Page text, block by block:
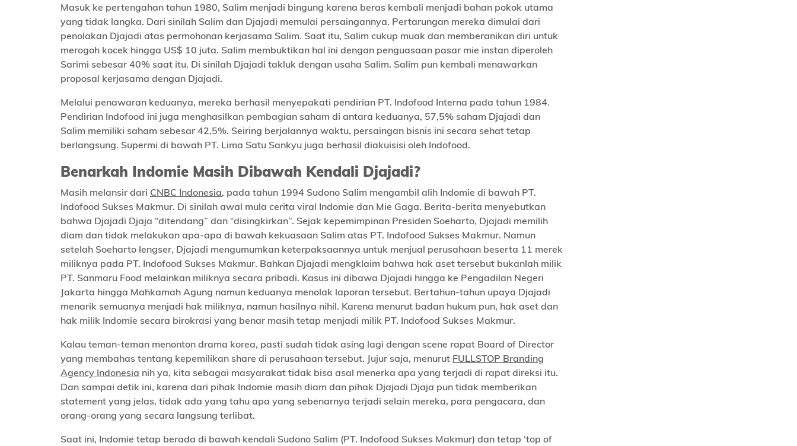
Masuk ke pertengahan tahun 1980, Salim menjadi bingung karena beras kembali menjadi bahan pokok utama
yang tidak langka. Dari sinilah Salim dan Djajadi memulai persaingannya. Pertarungan mereka dimulai dari
penolakan Djajadi atas permohonan kerjasama Salim. Saat itu, Salim cukup muak dan memberanikan diri untuk
merogoh kocek hingga US$ 10 juta. Salim membuktikan hal ini dengan penguasaan pasar mie instan diperoleh
Sarimi sebesar 40% saat itu. Di sinilah Djajadi takluk dengan usaha Salim. Salim pun kembali menawarkan
proposal kerjasama dengan Djajadi.
Melalui penawaran keduanya, mereka berhasil menyepakati pendirian PT. Indofood Interna pada tahun 1984.
Pendirian Indofood ini juga menghasilkan pembagian saham di antara keduanya, 57,5% saham Djajadi dan
Salim memiliki saham sebesar 42,5%. Seiring berjalannya waktu, persaingan bisnis ini secara sehat tetap
berlangsung. Supermi di bawah PT. Lima Satu Sankyu juga berhasil diakuisisi oleh Indofood.
Benarkah Indomie Masih Dibawah Kendali Djajadi?
Masih melansir dari CNBC Indonesia, pada tahun 1994 Sudono Salim mengambil alih Indomie di bawah PT.
Indofood Sukses Makmur. Di sinilah awal mula cerita viral Indomie dan Mie Gaga. Berita-berita menyebutkan
bahwa Djajadi Djaja “ditendang” dan “disingkirkan”. Sejak kepemimpinan Presiden Soeharto, Djajadi memilih
diam dan tidak melakukan apa-apa di bawah kekuasaan Salim atas PT. Indofood Sukses Makmur. Namun
setelah Soeharto lengser, Djajadi mengumumkan keterpaksaannya untuk menjual perusahaan beserta 11 merek
miliknya pada PT. Indofood Sukses Makmur. Bahkan Djajadi mengklaim bahwa hak aset tersebut bukanlah milik
PT. Sanmaru Food melainkan miliknya secara pribadi. Kasus ini dibawa Djajadi hingga ke Pengadilan Negeri
Jakarta hingga Mahkamah Agung namun keduanya menolak laporan tersebut. Bertahun-tahun upaya Djajadi
menarik semuanya menjadi hak miliknya, namun hasilnya nihil. Karena menurut badan hukum pun, hak aset dan
hak milik Indomie secara birokrasi yang benar masih tetap menjadi milik PT. Indofood Sukses Makmur.
Kalau teman-teman menonton drama korea, pasti sudah tidak asing lagi dengan scene rapat Board of Director
yang membahas tentang kepemilikan share di perusahaan tersebut. Jujur saja, menurut FULLSTOP Branding
Agency Indonesia nih ya, kita sebagai masyarakat tidak bisa asal menerka apa yang terjadi di rapat direksi itu.
Dan sampai detik ini, karena dari pihak Indomie masih diam dan pihak Djajadi Djaja pun tidak memberikan
statement yang jelas, tidak ada yang tahu apa yang sebenarnya terjadi selain mereka, para pengacara, dan
orang-orang yang secara langsung terlibat.
Saat ini, Indomie tetap berada di bawah kendali Sudono Salim (PT. Indofood Sukses Makmur) dan tetap ‘top of